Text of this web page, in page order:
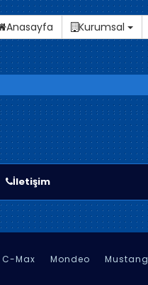
Anasayfa Kurumsal
İletişim
C-Max Mondeo Mustang